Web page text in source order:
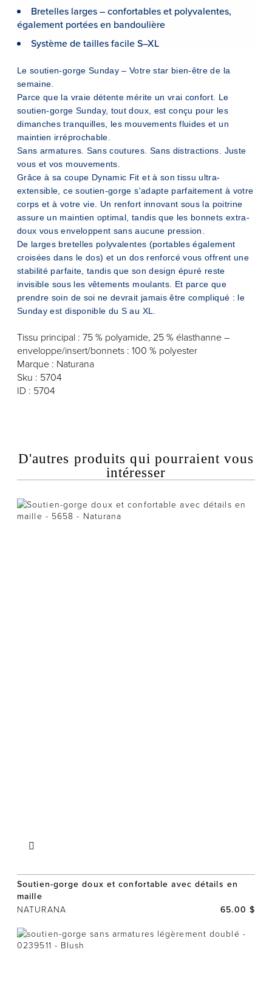
Bretelles larges – confortables et polyvalentes,
également portées en bandoulière
Système de tailles facile S–XL
Le soutien-gorge Sunday – Votre star bien-être de la
semaine.
Parce que la vraie détente mérite un vrai confort. Le
soutien-gorge Sunday, tout doux, est conçu pour les
dimanches tranquilles, les mouvements fluides et un
maintien irréprochable.
Sans armatures. Sans coutures. Sans distractions. Juste
vous et vos mouvements.
Grâce à sa coupe Dynamic Fit et à son tissu ultra-
extensible, ce soutien-gorge s'adapte parfaitement à votre
corps et à votre vie. Un renfort innovant sous la poitrine
assure un maintien optimal, tandis que les bonnets extra-
doux vous enveloppent sans aucune pression.
De larges bretelles polyvalentes (portables également
croisées dans le dos) et un dos renforcé vous offrent une
stabilité parfaite, tandis que son design épuré reste
invisible sous les vêtements moulants. Et parce que
prendre soin de soi ne devrait jamais être compliqué : le
Sunday est disponible du S au XL.
Tissu principal : 75 % polyamide, 25 % élasthanne –
enveloppe/insert/bonnets : 100 % polyester
Marque : Naturana
Sku : 5704
ID : 5704
D'autres produits qui pourraient vous
intéresser
Soutien-gorge doux et confortable avec détails en
maille
NATURANA 65.00 $